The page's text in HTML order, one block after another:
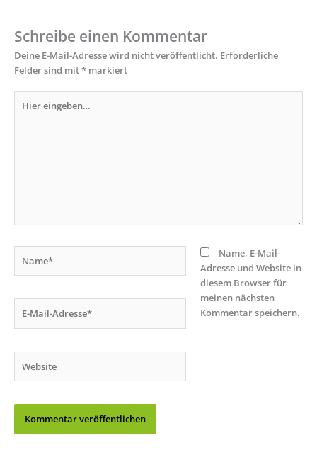
Schreibe einen Kommentar
Deine E-Mail-Adresse wird nicht veröffentlicht. Erforderliche
Felder sind mit* markiert
eingeben…
Mail-
Name, E-Mail-
Adresse und Website in
diesem Browser für
meinen nächsten
Kommentar speichern.